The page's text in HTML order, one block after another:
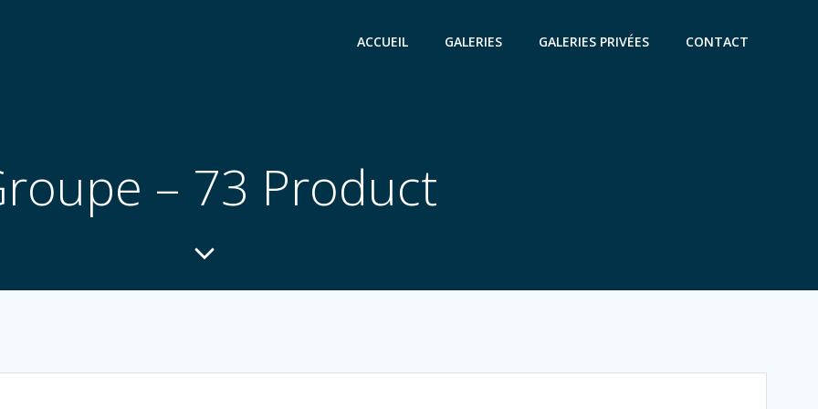
ACCUEIL GALERIES GALERIES PRIVÉES CONTACT
– 73 Product